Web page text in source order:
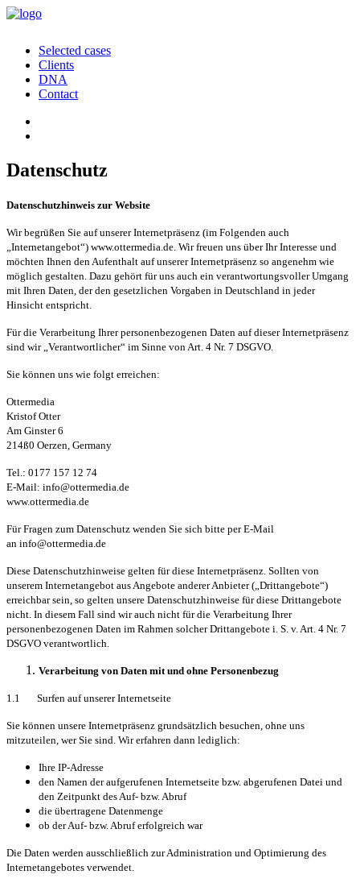
Selected cases
Clients
DNA
Contact
Datenschutz
Datenschutzhinweis zur Website
Wir begrüßen Sie auf unserer Internetpräsenz (im Folgenden auch
„Internetangebot“) www.ottermedia.de. Wir freuen uns über Ihr Interesse und
möchten Ihnen den Aufenthalt auf unserer Internetpräsenz so angenehm wie
möglich gestalten. Dazu gehört für uns auch ein verantwortungsvoller Umgang
mit Ihren Daten, der den gesetzlichen Vorgaben in Deutschland in jeder
Hinsicht entspricht.
Für die Verarbeitung Ihrer personenbezogenen Daten auf dieser Internetpräsenz
sind wir „Verantwortlicher“ im Sinne von Art. 4 Nr. 7 DSGVO.
Sie können uns wie folgt erreichen:
Ottermedia
Kristof Otter
Am Ginster 6
214ß0 Oerzen, Germany
Tel.: 0177 157 12 74
E-Mail: info@ottermedia.de
www.ottermedia.de
Für Fragen zum Datenschutz wenden Sie sich bitte per E-Mail
an info@ottermedia.de
Diese Datenschutzhinweise gelten für diese Internetpräsenz. Sollten von
unserem Internetangebot aus Angebote anderer Anbieter („Drittangebote“)
erreichbar sein, so gelten unsere Datenschutzhinweise für diese Drittangebote
nicht. In diesem Fall sind wir auch nicht für die Verarbeitung Ihrer
personenbezogenen Daten im Rahmen solcher Drittangebote i. S. v. Art. 4 Nr. 7
DSGVO verantwortlich.
Verarbeitung von Daten mit und ohne Personenbezug
1.1 Surfen auf unserer Internetseite
Sie können unsere Internetpräsenz grundsätzlich besuchen, ohne uns
mitzuteilen, wer Sie sind. Wir erfahren dann lediglich:
Ihre IP-Adresse
den Namen der aufgerufenen Internetseite bzw. abgerufenen Datei und
den Zeitpunkt des Auf- bzw. Abruf
die übertragene Datenmenge
ob der Auf- bzw. Abruf erfolgreich war
Die Daten werden ausschließlich zur Administration und Optimierung des
Internetangebotes verwendet.